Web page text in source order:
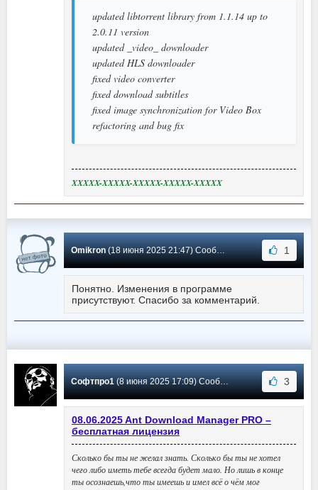
updated libtorrent library from 1.1.14 up to
2.0.11 version
updated _video_ downloader
updated HLS downloader
fixed video converter
fixed download subtitles
fixed image synchronization for Video Box
refactoring and bug fix
XXXXX-XXXXX-XXXXX-XXXXX-XXXXX
Omikron(18 июня 2025 21:47) Сообщение #989 1
Понятно. Изменения в программе
присутствуют. Спасибо за комментарий.
Софтпро1(8 июня 2025 17:09) Сообщение #988 3
08.06.2025 Ant Download Manager PRO –
бесплатная лицензия
Сколько бы ты не желал знать. Сколько бы ты не хотел
чего либо иметь тебе всегда будет мало. Но лишь в конце
ты осознаешь,что ты имеешь и имел всё о чём мог